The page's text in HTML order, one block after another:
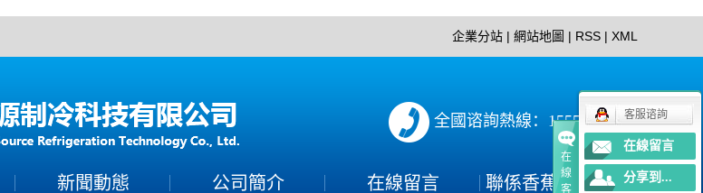
企業分站 | 網站地圖 | RSS | XML
全國谘詢熱線：15552897152
新聞動態 公司簡介 在線留言
聯係香蕉视频下载
在
線
客
客服谘詢
在線留言
分享到...